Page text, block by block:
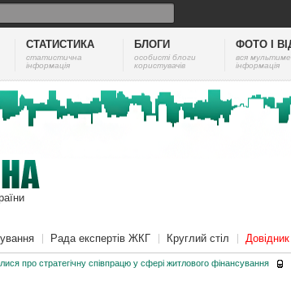
СТАТИСТИКА
cтатистична
інформація
БЛОГИ
особисті блоги
користувачів
ФОТО І
вся
інформація
Рада експертів ЖКГ Круглий стіл
про стратегічну співпрацю у сфері житлового фінансування